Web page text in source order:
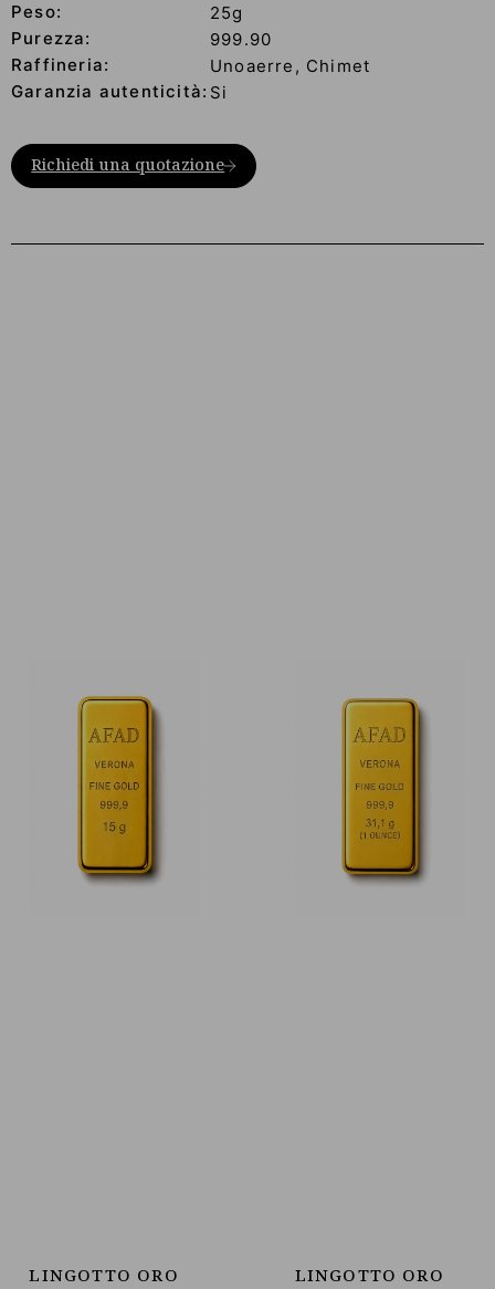
Peso:
25g
Purezza:
999.90
Raffineria:
Unoaerre, Chimet
Garanzia autenticità: Si
Richiedi una quotazione
LINGOTTO ORO
LINGOTTO ORO